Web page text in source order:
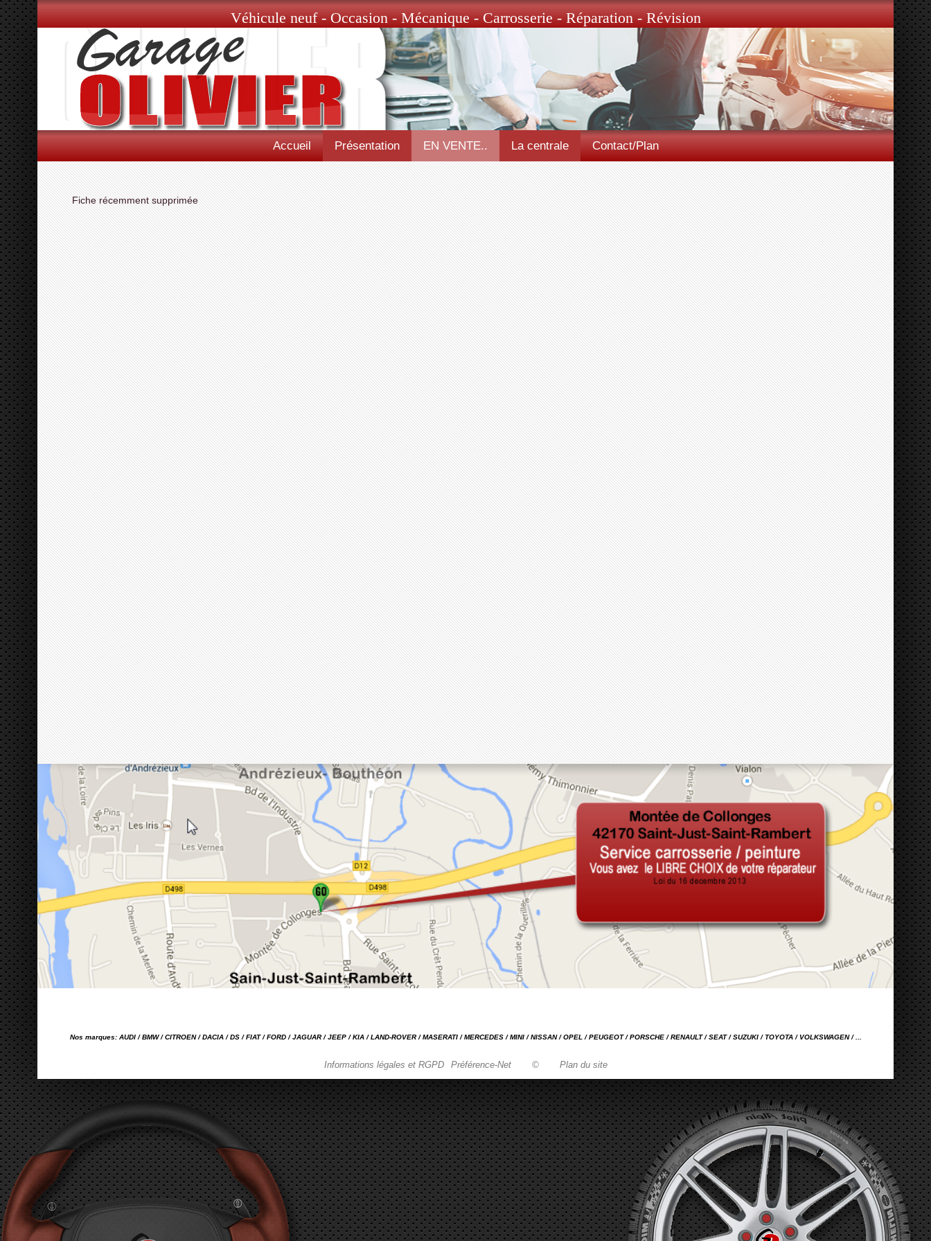
Véhicule neuf - Occasion - Mécanique - Carrosserie - Réparation - Révision
Accueil Présentation EN VENTE.. La centrale Contact/Plan
Fiche récemment supprimée
Nos marques: AUDI / BMW / CITROEN / DACIA / DS / FIAT / FORD / JAGUAR / JEEP / KIA / LAND-ROVER / MASERATI / MERCEDES / MINI / NISSAN / OPEL / PEUGEOT / PORSCHE / RENAULT / SEAT / SUZUKI / TOYOTA / VOLKSWAGEN / ...
Informations légales et RGPD Préférence-Net © Plan du site
Garage automobile Reparation, entretien, carrosserie, concessionnaire Loire 42